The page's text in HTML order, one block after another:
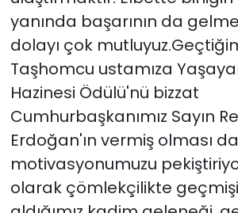
yanında başarının da
dolayı çok
Taşhomcu ustamıza
Hazinesi Ödülü'nü bizzat
Cumhurbaşkanımız Sayın
Erdoğan'ın vermiş olması da
motivasyonumuzu
olarak çömlekçilikte